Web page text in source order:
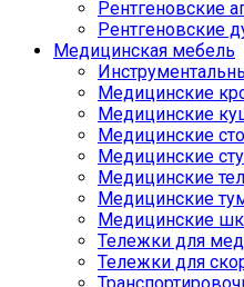
Рентгеновские
Рентгеновские
Медицинская мебель
Медицинские
Медицинские
Медицинские
Медицинские
Медицинские
Медицинские
Медицинские
Тележки для
Тележки для